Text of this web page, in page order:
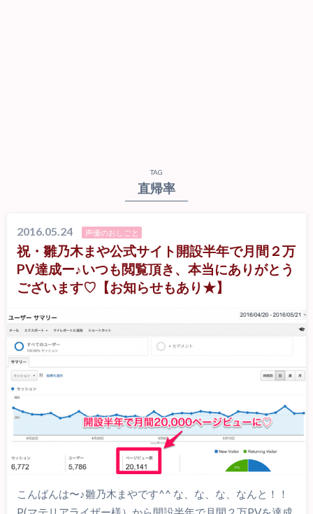
TAG
直帰率
2016.05.24 声優のおしごと
祝・雛乃木まや公式サイト開設半年で月間２万
PV達成ー♪いつも閲覧頂き、本当にありがとう
ございます♡【お知らせもあり★】
こんばんは〜♪雛乃木まやです^^ な、な、な、なんと！！